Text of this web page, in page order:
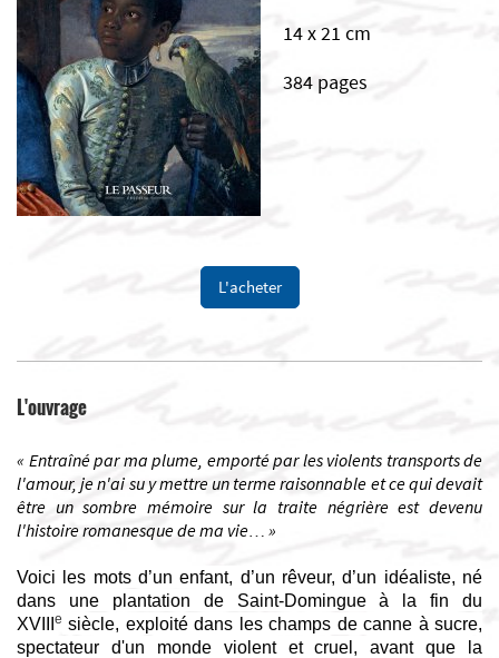
14 x 21 cm
384 pages
L'acheter
L'ouvrage
« Entraîné par ma plume, emporté par les violents transports de
l'amour, je n'ai su y mettre un terme raisonnable et ce qui devait
être un sombre mémoire sur la traite négrière est devenu
l'histoire romanesque de ma vie… »
Voici les mots d’un enfant, d’un rêveur, d’un idéaliste, né
dans une plantation de Saint-Domingue à la fin du
XVIII
e siècle, exploité dans les champs de canne à sucre,
spectateur d'un monde violent et cruel, avant que la